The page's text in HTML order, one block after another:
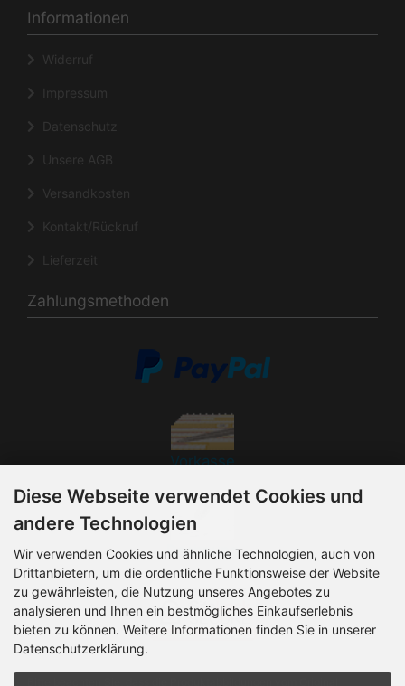
Informationen
Widerruf
Impressum
Datenschutz
Unsere AGB
Versandkosten
Kontakt/Rückruf
Lieferzeit
Zahlungsmethoden
Vorkasse
Rechnung
Diese Webseite verwendet Cookies und
andere Technologien
Wir verwenden Cookies und ähnliche Technologien, auch von
Drittanbietern, um die ordentliche Funktionsweise der Website
zu gewährleisten, die Nutzung unseres Angebotes zu
analysieren und Ihnen ein bestmögliches Einkaufserlebnis
bieten zu können. Weitere Informationen finden Sie in unserer
Datenschutzerklärung.